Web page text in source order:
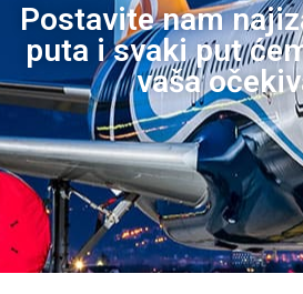
Postavite nam
puta i svaki put
vaša